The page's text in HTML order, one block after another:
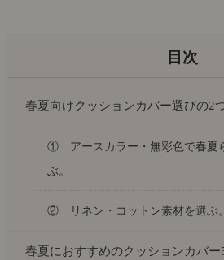
春夏向けクッションカバー選びの2
① アースカラー・無彩色で春夏
ぶ。
② リネン・コットン素材を選ぶ。
春夏におすすめのクッションカバー